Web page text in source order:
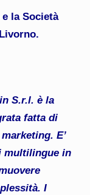
la Società
S.r.l. è la
fatta di
E’
multilingue in
I